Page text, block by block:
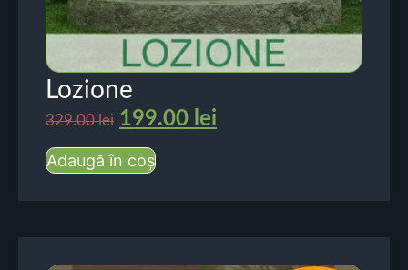
Lozione
329.00lei 199.00 lei
Adaugă în coș